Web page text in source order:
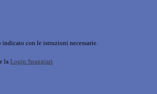
con le istruzioni necessarie.
la Login Spaggiari